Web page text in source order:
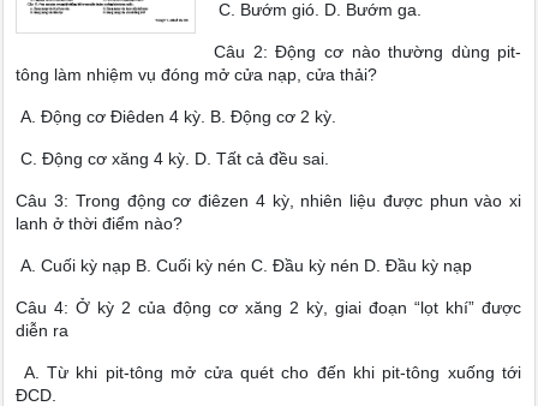
C. Bướm gió. D. Bướm ga.
Câu 2: Động cơ nào thường dùng pit-
tông làm nhiệm vụ đóng mở cửa nạp, cửa thải?
A. Động cơ Điêden 4 kỳ. B. Động cơ 2 kỳ.
C. Động cơ xăng 4 kỳ. D. Tất cả đều sai.
Câu 3: Trong động cơ điêzen 4 kỳ, nhiên liệu được phun vào xi
lanh ở thời điểm nào?
A. Cuối kỳ nạp B. Cuối kỳ nén C. Đầu kỳ nén D. Đầu kỳ nạp
Câu 4: Ở kỳ 2 của động cơ xăng 2 kỳ, giai đoạn “lọt khí” được
diễn ra
A. Từ khi pit-tông mở cửa quét cho đến khi pit-tông xuống tới
ĐCD.